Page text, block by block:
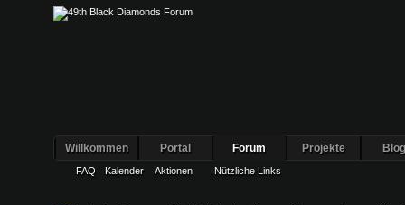
Willkommen Portal Forum
FAQ Kalender Aktionen Nützliche Links
Projekte